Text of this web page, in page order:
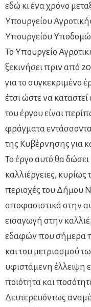
εδώ κι ένα χρόνο
Υπουργείου
Υπουργείου
Το Υπουργείο
ξεκινήσει πριν από
για το συγκεκριμένο
έτσι ώστε να καταστεί
του έργου είναι
φράγματα
της Κυβέρνησης για
Το έργο αυτό θα
καλλιέργειες, κυρίως
περιοχές του Δήμου
αποφασιστικά στην
εισαγωγή στην
εδαφών που σήμερα
και του μετριασμού
υφιστάμενη έλλειψη
ποιότητα και
Δευτερευόντως